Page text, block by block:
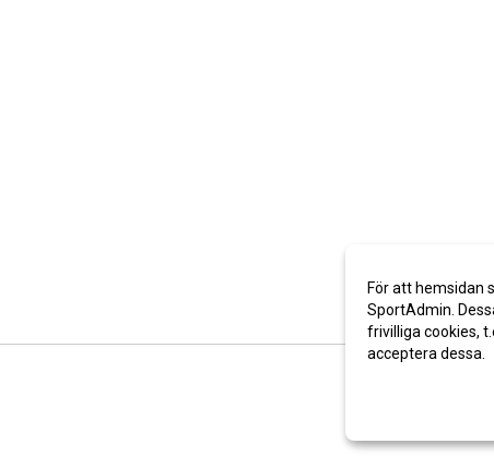
För att hemsidan
SportAdmin.
frivilliga cookies,
acceptera dessa.